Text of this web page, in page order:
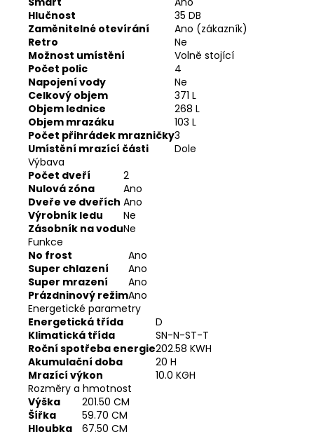
Hlučnost
35 DB
Zaměnitelné otevírání
Ano (zákazník)
Retro
Ne
Možnost umístění
Volně stojící
Počet polic
4
Napojení vody
Ne
Celkový objem
371 L
Objem lednice
268 L
Objem mrazáku
103 L
Počet přihrádek mrazničky3
Umístění mrazící části
Dole
Výbava
Počet dveří
2
Nulová zóna
Ano
Dveře ve dveřích Ano
Výrobník ledu
Ne
Zásobník na voduNe
Funkce
No frost
Ano
Super chlazení
Ano
Super mrazení
Ano
Prázdninový režimAno
Energetické parametry
Energetická třída
D
Klimatická třída
SN-N-ST-T
Roční spotřeba energie202.58 KWH
Akumulační doba
20 H
Mrazící výkon
10.0 KGH
Rozměry a hmotnost
Výška
201.50 CM
Šířka
59.70 CM
Hloubka
67.50 CM